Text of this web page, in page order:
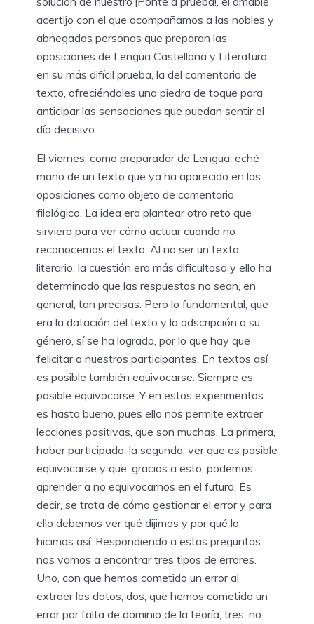
acertijo con el que acompañamos a las nobles y
abnegadas personas que preparan las
oposiciones de Lengua Castellana y Literatura
en su más difícil prueba, la del comentario de
texto, ofreciéndoles una piedra de toque para
anticipar las sensaciones que puedan sentir el
día decisivo.
El viernes, como preparador de Lengua, eché
mano de un texto que ya ha aparecido en las
oposiciones como objeto de comentario
filológico. La idea era plantear otro reto que
sirviera para ver cómo actuar cuando no
reconocemos el texto. Al no ser un texto
literario, la cuestión era más dificultosa y ello ha
determinado que las respuestas no sean, en
general, tan precisas. Pero lo fundamental, que
era la datación del texto y la adscripción a su
género, sí se ha logrado, por lo que hay que
felicitar a nuestros participantes. En textos así
es posible también equivocarse. Siempre es
posible equivocarse. Y en estos experimentos
es hasta bueno, pues ello nos permite extraer
lecciones positivas, que son muchas. La primera,
haber participado; la segunda, ver que es posible
equivocarse y que, gracias a esto, podemos
aprender a no equivocarnos en el futuro. Es
decir, se trata de cómo gestionar el error y para
ello debemos ver qué dijimos y por qué lo
hicimos así. Respondiendo a estas preguntas
nos vamos a encontrar tres tipos de errores.
Uno, con que hemos cometido un error al
extraer los datos; dos, que hemos cometido un
error por falta de dominio de la teoría; tres, no